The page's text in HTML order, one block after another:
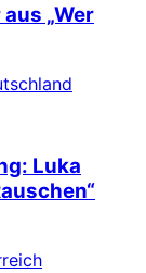
„Wer
Luka